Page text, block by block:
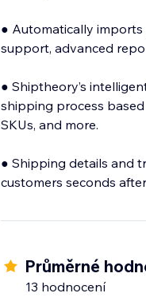
● Automatically
support, advanced
● Shiptheory’s
shipping process
SKUs, and more.
● Shipping details and
customers seconds
Průměrné
13 hodnocení